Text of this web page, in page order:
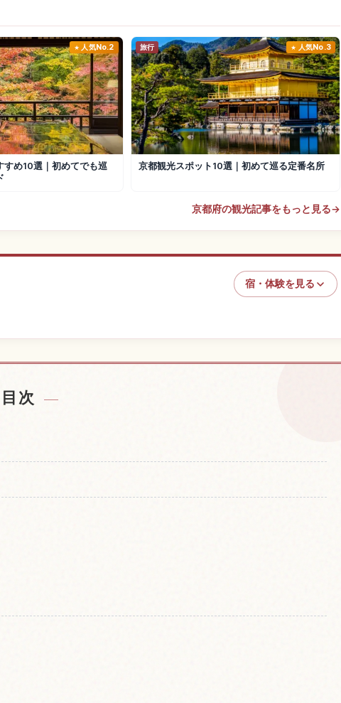
人気No.2
すめ10選｜初めてでも巡
旅行 人気No.3
京都観光スポット10選｜初めて巡る定番名所
京都府の観光記事をもっと見る→
宿・体験を見る
目次